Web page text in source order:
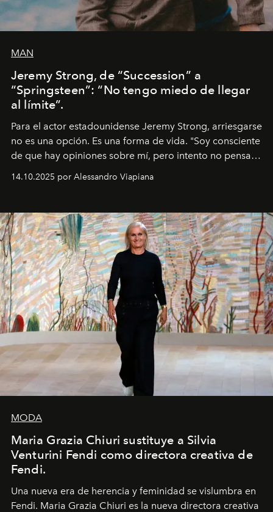
MAN
Jeremy Strong, de “Succession” a
“Springsteen”: “No tengo miedo de llegar
al límite”.
Para el actor estadounidense Jeremy Strong, arriesgarse
no es una opción. Es una forma de vida. "Soy consciente
de que hay opiniones sobre mí, pero intento no pensar
demasiado en cómo me perciben. Creo que es una
pérdida de tiempo", afirma.
14.10.2025 por Alessandro Viapiana
MODA
Maria Grazia Chiuri sustituye a Silvia
Venturini Fendi como directora creativa de
Fendi.
Una nueva era de herencia y feminidad se vislumbra en
Fendi. Maria Grazia Chiuri es la nueva directora creativa